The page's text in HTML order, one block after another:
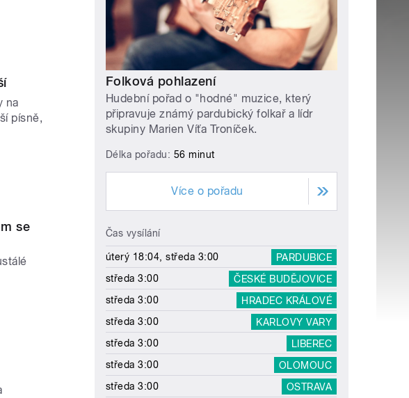
na
písně,
se
Folková pohlazení
Hudební pořad o "hodné" muzice, který
připravuje známý pardubický folkař a lídr
skupiny Marien Víťa Troníček.
Délka pořadu: 56 minut
Více o pořadu
Čas vysílání
úterý 18:04, středa 3:00
PARDUBICE
středa 3:00
ČESKÉ BUDĚJOVICE
středa 3:00
HRADEC KRÁLOVÉ
středa 3:00
KARLOVY VARY
středa 3:00
LIBEREC
středa 3:00
OLOMOUC
středa 3:00
OSTRAVA